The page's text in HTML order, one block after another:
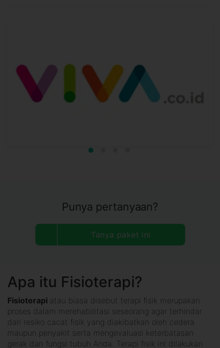
Punya pertanyaan?
Tanya paket ini
Apa itu Fisioterapi?
Fisioterapi atau biasa disebut terapi fisik merupakan
proses dalam merehabilitasi seseorang agar terhindar
dari resiko cacat fisik yang diakibatkan oleh cedera
maupun penyakit serta mengevaluasi keterbatasan
gerak dan fungsi tubuh Anda. Terapi fisik ini dilakukan